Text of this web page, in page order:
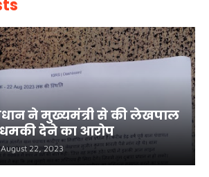
ने मुख्यमंत्री से की लेखपाल
देने का आरोप
August 22, 2023